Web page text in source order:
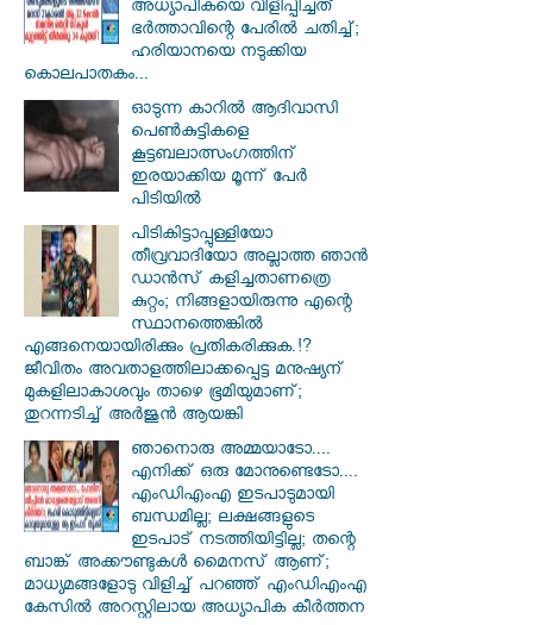
അധ്യാപികയെ വിളിപ്പിച്ചത്
ഭർത്താവിന്റെ പേരിൽ ചതിച്ച്;
ഹരിയാനയെ നടുക്കിയ
കൊലപാതകം...
ഓടുന്ന കാറില്‍ ആദിവാസി
പെണ്‍കുട്ടികളെ
കൂട്ടബലാത്സംഗത്തിന്
ഇരയാക്കിയ മൂന്ന് പേര്‍
പിടിയില്‍
പിടികിട്ടാപ്പുള്ളിയോ
തീവ്രവാദിയോ അല്ലാത്ത ഞാൻ
ഡാൻസ് കളിച്ചതാണത്രെ
കുറ്റം; നിങ്ങളായിരുന്നു എന്റെ
സ്ഥാനത്തെങ്കിൽ
എങ്ങനെയായിരിക്കും പ്രതികരിക്കുക.!?
ജീവിതം അവതാളത്തിലാക്കപ്പെട്ട മനുഷ്യന്
മുകളിലാകാശവും താഴെ ഭൂമിയുമാണ്;
തുറന്നടിച്ച് അർജുൻ ആയങ്കി
ഞാനൊരു അമ്മയാടോ....
എനിക്ക് ഒരു മോനുണ്ടെടോ....
എംഡിഎംഎ ഇടപാടുമായി
ബന്ധമില്ല; ലക്ഷങ്ങളുടെ
ഇടപാട് നടത്തിയിട്ടില്ല; തന്റെ
ബാങ്ക് അക്കൗണ്ടുകൾ മൈനസ് ആണ്;
മാധ്യമങ്ങളോടു വിളിച്ച് പറഞ്ഞ് എംഡിഎംഎ
കേസിൽ അറസ്റ്റിലായ അധ്യാപിക കീർത്തന